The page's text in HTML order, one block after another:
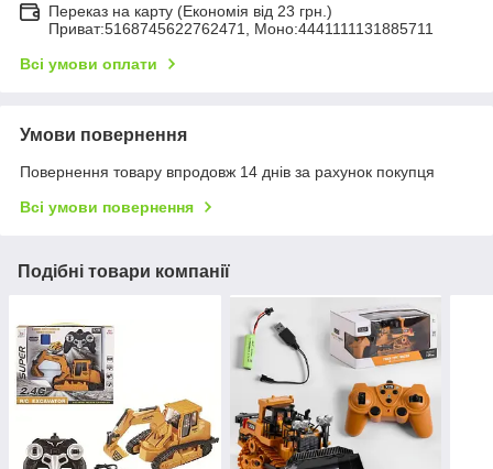
Переказ на карту (Економія від 23 грн.)
Приват:5168745622762471, Моно:4441111131885711
Всі умови оплати
Умови повернення
Повернення товару впродовж 14 днів за рахунок покупця
Всі умови повернення
Подібні товари компанії